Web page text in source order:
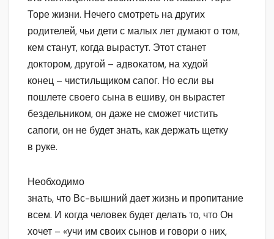
Торе жизни. Нечего смотреть на других
родителей, чьи дети с малых лет думают о том,
кем станут, когда вырастут. Этот станет
доктором, другой – адвокатом, на худой
конец – чистильщиком сапог. Но если вы
пошлете своего сына в ешиву, он вырастет
бездельником, он даже не сможет чистить
сапоги, он не будет знать, как держать щетку
в руке.
Необходимо
знать, что Вс-вышний дает жизнь и пропитание
всем. И когда человек будет делать то, что Он
хочет – «учи им своих сынов и говори о них,